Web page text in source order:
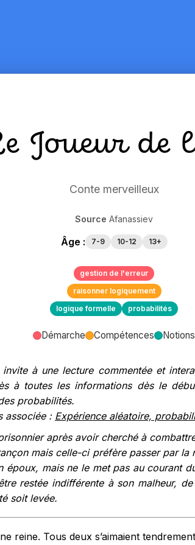
Joueur de
Conte merveilleux
Source Afanassiev
Âge : 7-9 10-12 13+
gestion de l'erreur
raisonner logiquement
logique formelle
probabilités
Démarche Compétences Notions
à une lecture commentée et
à toutes les informations dès le
probabilités.
associée : Expérience aléatoire,
après avoir cherché à
mais celle-ci préfère passer par la
époux, mais ne le met pas au courant
restée indifférente à son malheur,
soit levée.
reine. Tous deux s’aimaient